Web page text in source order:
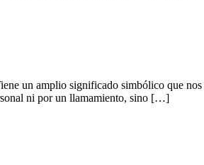
un amplio significado simbólico que
ni por un llamamiento, sino […]